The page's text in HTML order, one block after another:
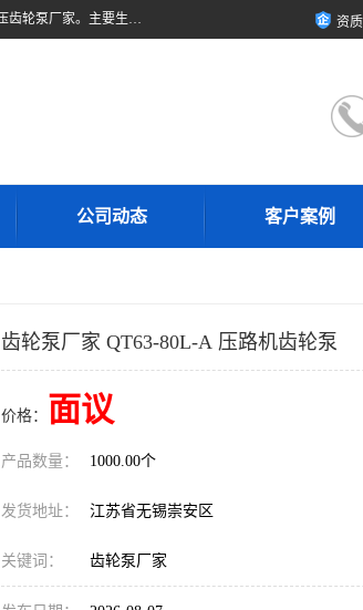
无锡乾锐锋液压科技有限公司，系专业从事各类液压元件与气动元件的研发、生产和销售业务为一体的生产型齿轮泵厂家、液压齿轮泵厂家。主要生产销售风冷式冷却器、液压油风冷却器，冷却器厂家直销、齿轮泵型号、齿轮泵厂家排名详情可来电咨询！ 资
公司动态 客户案例
齿轮泵厂家 QT63-80L-A 压路机齿轮泵
价格： 面议
产品数量： 1000.00个
发货地址： 江苏省无锡崇安区
关键词： 齿轮泵厂家